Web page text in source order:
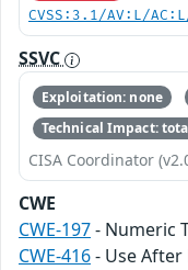
CVSS:3.1/AV:L/
SSVC
Exploitation: none
Technical Impact:
CISA Coordinator
CWE
CWE-197- Numeric
CWE-416- Use After